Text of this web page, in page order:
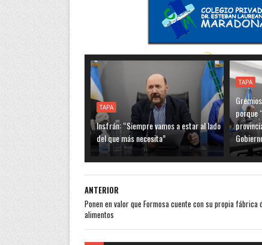
TAPA
Insfrán: “Siempre vamos a estar al lado
del que más necesita”
TAPA
porque
ANTERIOR
Ponen en valor que Formosa cuente con su propia fábrica
alimentos